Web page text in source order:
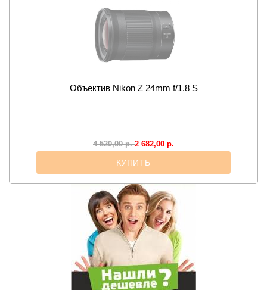
Объектив Nikon Z 24mm f/1.8 S
4 520,00р. 2 682,00 р.
КУПИТЬ